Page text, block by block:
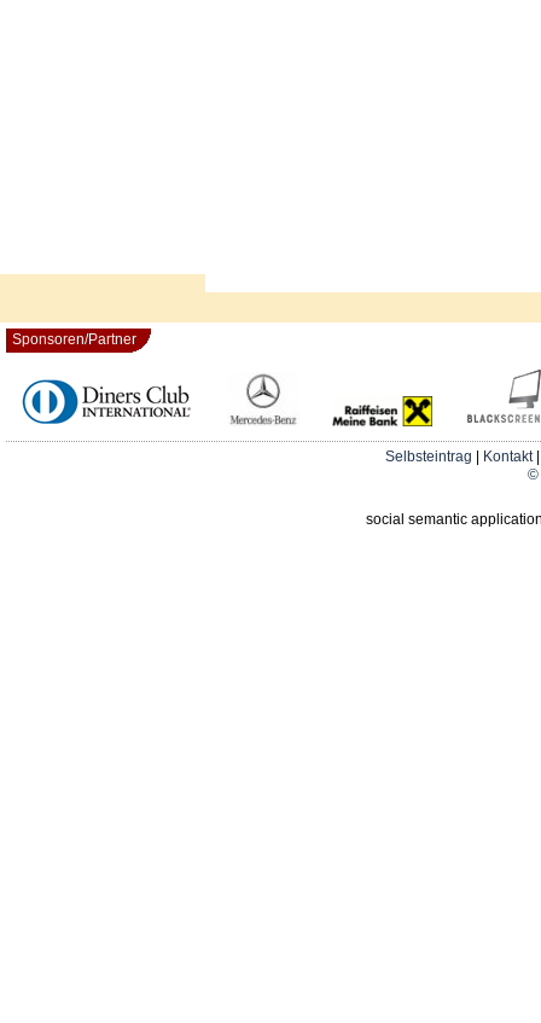
Sponsoren/Partner
Selbsteintrag Kontakt
©
social semantic